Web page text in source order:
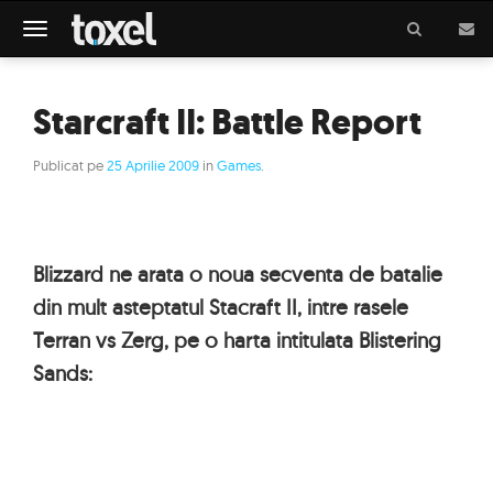
Meniu
Starcraft II: Battle Report
Publicat pe25 Aprilie 2009 inGames
Blizzard ne arata o noua secventa de batalie
din mult asteptatul Stacraft II, intre rasele
Terran vs Zerg, pe o harta intitulata Blistering
Sands: